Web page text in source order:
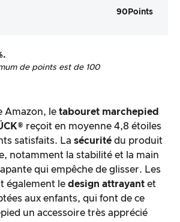
90 Points
de points est de 100
Amazon, le tabouret marchepied
reçoit en moyenne 4,8 étoiles
satisfaits. La sécurité du produit
notamment la stabilité et la main
qui empêche de glisser. Les
également le design attrayant et
aux enfants, qui font de ce
un accessoire très apprécié